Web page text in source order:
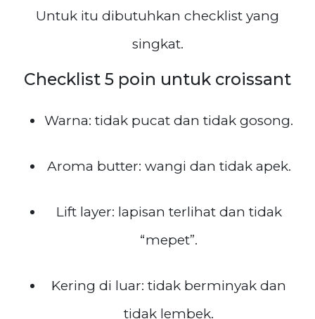
Untuk itu dibutuhkan checklist yang
singkat.
Checklist 5 poin untuk croissant
Warna: tidak pucat dan tidak gosong.
Aroma butter: wangi dan tidak apek.
Lift layer: lapisan terlihat dan tidak
“mepet”.
Kering di luar: tidak berminyak dan
tidak lembek.